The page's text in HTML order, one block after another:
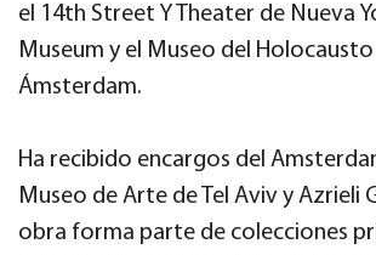
el 14th Street Y Theater de Nueva
Museum y el Museo del
Ámsterdam.
Ha recibido encargos del
Museo de Arte de Tel Aviv y Azrieli
obra forma parte de colecciones